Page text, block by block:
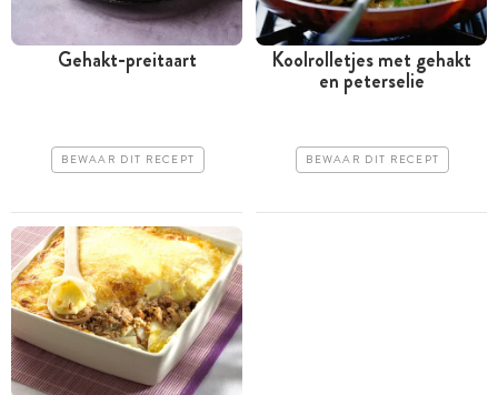
Gehakt-preitaart
BEWAAR DIT RECEPT
Koolrolletjes met gehakt
en peterselie
BEWAAR DIT RECEPT